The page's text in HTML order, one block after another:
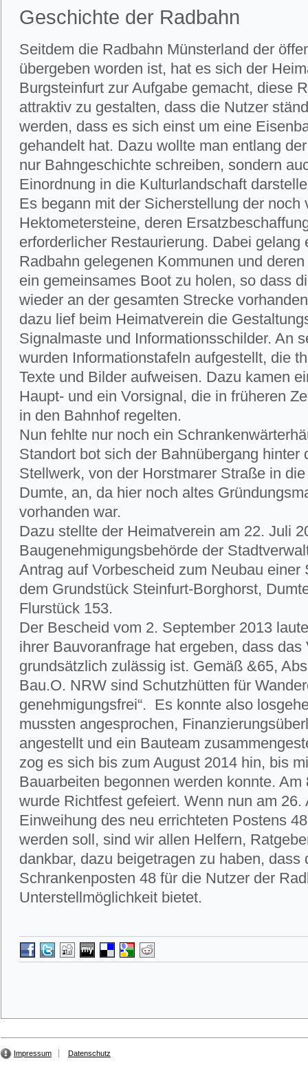
Geschichte der Radbahn
Seitdem die Radbahn Münsterland der
übergeben worden ist, hat es sich der
Burgsteinfurt zur Aufgabe gemacht, diese
attraktiv zu gestalten, dass die Nutzer
werden, dass es sich einst um eine
gehandelt hat. Dazu wollte man entlang
nur Bahngeschichte schreiben, sondern
Einordnung in die Kulturlandschaft
Es begann mit der Sicherstellung der noch
Hektometersteine, deren
erforderlicher Restaurierung. Dabei gelang
Radbahn gelegenen Kommunen und
ein gemeinsames Boot zu holen, so dass
wieder an der gesamten Strecke
dazu lief beim Heimatverein die
Signalmaste und Informationsschilder. An
wurden Informationstafeln aufgestellt, die
Texte und Bilder aufweisen. Dazu kamen
Haupt- und ein Vorsignal, die in früheren
in den Bahnhof regelten.
Nun fehlte nur noch ein
Standort bot sich der Bahnübergang hinter
Stellwerk, von der Horstmarer Straße in
Dumte, an, da hier noch altes
vorhanden war.
Dazu stellte der Heimatverein am 22. Juli
Baugenehmigungsbehörde der
Antrag auf Vorbescheid zum Neubau einer
dem Grundstück Steinfurt-Borghorst,
Flurstück 153.
Der Bescheid vom 2. September 2013
ihrer Bauvoranfrage hat ergeben, dass das
grundsätzlich zulässig ist. Gemäß &65,
Bau.O. NRW sind Schutzhütten für
genehmigungsfrei“. Es konnte also
mussten angesprochen,
angestellt und ein Bauteam
zog es sich bis zum August 2014 hin, bis
Bauarbeiten begonnen werden konnte. Am
wurde Richtfest gefeiert. Wenn nun am 26.
Einweihung des neu errichteten Postens
werden soll, sind wir allen Helfern,
dankbar, dazu beigetragen zu haben, dass
Schrankenposten 48 für die Nutzer der
Unterstellmöglichkeit bietet.
Impressum Datenschutz